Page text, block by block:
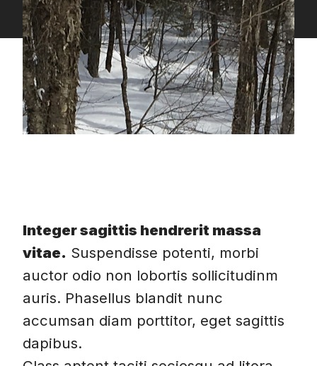
Integer sagittis hendrerit massa
vitae. Suspendisse potenti, morbi
auctor odio non lobortis sollicitudinm
auris. Phasellus blandit nunc
accumsan diam porttitor, eget sagittis
dapibus.